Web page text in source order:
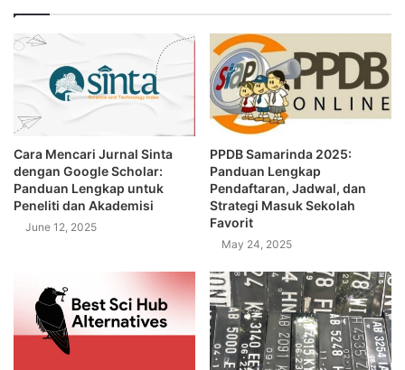
Cara Mencari Jurnal Sinta
dengan Google Scholar:
Panduan Lengkap untuk
Peneliti dan Akademisi
June 12, 2025
PPDB Samarinda 2025:
Panduan Lengkap
Pendaftaran, Jadwal, dan
Strategi Masuk Sekolah
Favorit
May 24, 2025